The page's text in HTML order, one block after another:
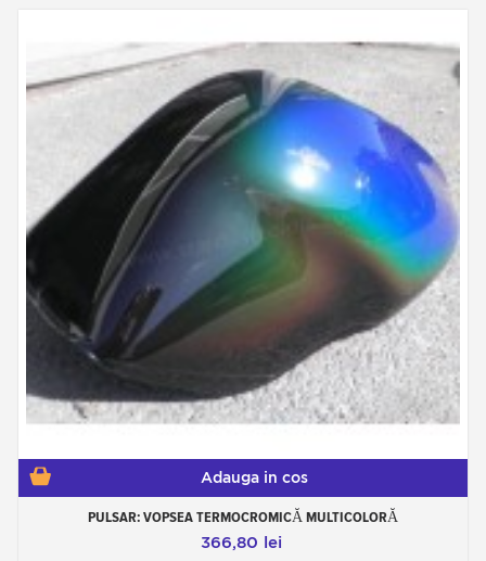
Adauga in cos
PULSAR: VOPSEA TERMOCROMICĂ MULTICOLORĂ
366,80 lei